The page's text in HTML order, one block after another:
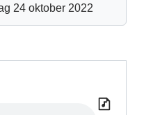
24 oktober 2022